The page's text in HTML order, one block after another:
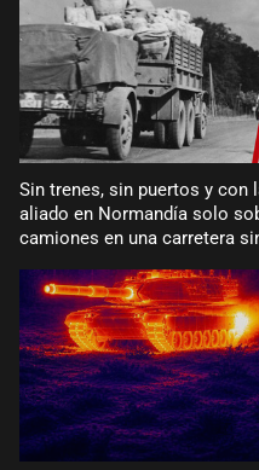
Sin trenes, sin puertos y con
aliado en Normandía solo
camiones en una carretera